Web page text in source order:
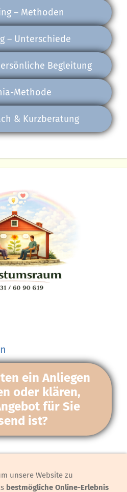
– Methoden
– Unterschiede
Begleitung
Methode
& Kurzberatung
ein Anliegen
oder klären,
für Sie
ist?
unsere Website zu
bestmögliche Online-Erlebnis